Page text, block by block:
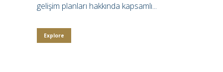
gelişim planları hakkında kapsamlı...
Explore